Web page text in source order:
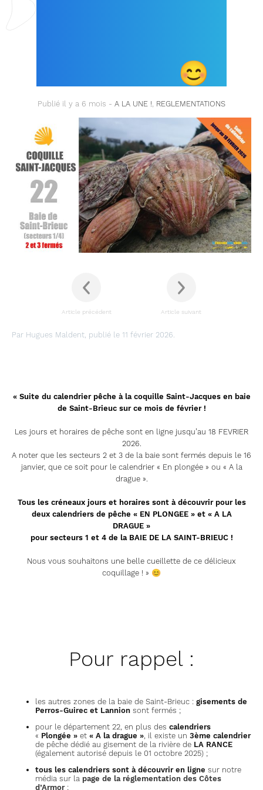
😊
Publié il y a 6 mois - A LA UNE !, REGLEMENTATIONS
Article précédent Article suivant
Par Hugues Maldent, publié le 11 février 2026.
« Suite du calendrier pêche à la coquille Saint-Jacques en baie
de Saint-Brieuc sur ce mois de février !
Les jours et horaires de pêche sont en ligne jusqu’au 18 FEVRIER
2026.
A noter que les secteurs 2 et 3 de la baie sont fermés depuis le 16
janvier, que ce soit pour le calendrier « En plongée » ou « A la
drague ».
Tous les créneaux jours et horaires sont à découvrir pour les
deux calendriers de pêche « EN PLONGEE » et « A LA
DRAGUE »
pour secteurs 1 et 4 de la BAIE DE LA SAINT-BRIEUC !
Nous vous souhaitons une belle cueillette de ce délicieux
coquillage ! » 😊
Pour rappel :
les autres zones de la baie de Saint-Brieuc : gisements de
Perros-Guirec et Lannion sont fermés ;
pour le département 22, en plus des calendriers
« Plongée » et « A la drague », il existe un 3ème calendrier
de pêche dédié au gisement de la rivière de LA RANCE
(également autorisé depuis le 01 octobre 2025) ;
tous les calendriers sont à découvrir en ligne sur notre
média sur la page de la réglementation des Côtes
d’Armor;